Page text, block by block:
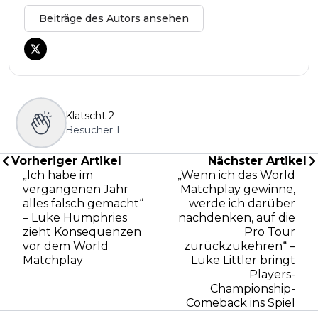
Beiträge des Autors ansehen
Klatscht 2
Besucher 1
Vorheriger Artikel
„Ich habe im
vergangenen Jahr
alles falsch gemacht“
– Luke Humphries
zieht Konsequenzen
vor dem World
Matchplay
Nächster Artikel
„Wenn ich das World
Matchplay gewinne,
werde ich darüber
nachdenken, auf die
Pro Tour
zurückzukehren“ –
Luke Littler bringt
Players-
Championship-
Comeback ins Spiel